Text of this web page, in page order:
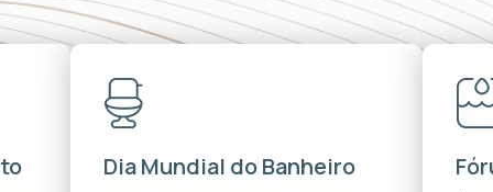
Dia Mundial do Banheiro